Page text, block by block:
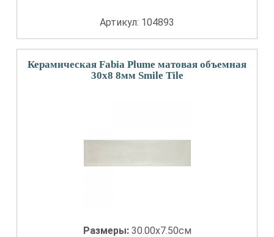
Артикул: 104893
Керамическая Fabia Plume матовая объемная
30x8 8мм Smile Tile
Размеры: 30.00x7.50см